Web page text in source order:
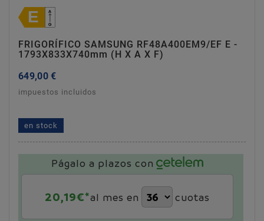
FRIGORÍFICO SAMSUNG RF48A400EM9/EF E -
1793X833X740mm (h X A X F)
649,00 €
impuestos incluidos
1793x833x740mm (h x a x f)
en stock
Págalo a plazos con
20,19€*al mes en cuotas